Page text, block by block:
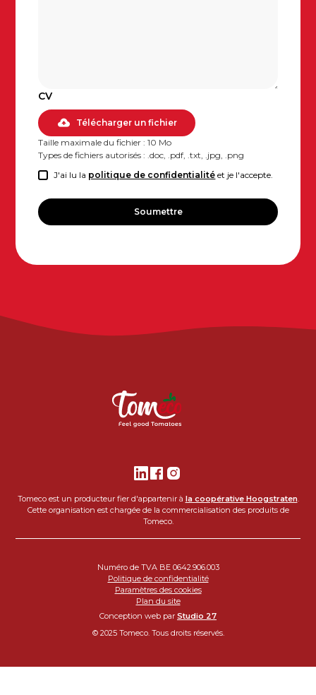
CV
Télécharger un fichier
Taille maximale du fichier : 10 Mo
Types de fichiers autorisés : .doc, .pdf, .txt, .jpg, .png
J'ai lu la politique de confidentialité et je l'accepte.
Tomeco est un producteur fier d'appartenir à la coopérative Hoogstraten.
Cette organisation est chargée de la commercialisation des produits de
Tomeco.
© 2025 Tomeco. Tous droits réservés.
Conception web par Studio 27
Numéro de TVA BE 0642.906.003
Politique de confidentialité
Paramètres des cookies
Plan du site